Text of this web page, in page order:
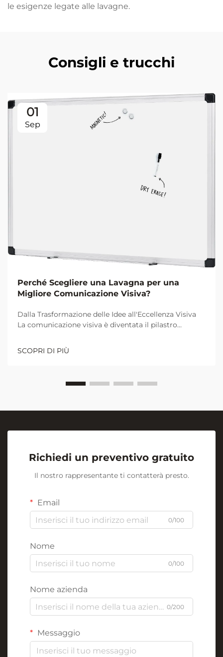
le esigenze legate alle lavagne.
Consigli e trucchi
01
Sep
Perché Scegliere una Lavagna per una
Migliore Comunicazione Visiva?
Dalla Trasformazione delle Idee all'Eccellenza Visiva
La comunicazione visiva è diventata il pilastro
apprendimento efficaci negli ambienti lavorativi e
didattici moderni. Al centro di questa rivoluzione
SCOPRI DI PIÙ
Richiedi un preventivo gratuito
Il nostro rappresentante ti contatterà presto.
Email
0/100
Nome
0/100
Nome azienda
0/200
Messaggio